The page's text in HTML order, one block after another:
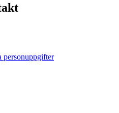
personuppgifter